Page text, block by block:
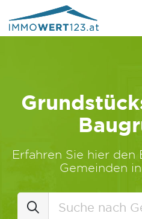
Erfahren Sie hier den
Gemeinden